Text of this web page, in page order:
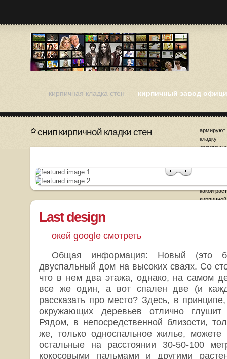
кирпичная кладка стен кирпичный завод
армируют
кладку
декупаж
какой
снип кирпичной кладки стен
Last design
окей google смотреть
Общая информация: Новый (это
двуспальный дом на высоких сваях. Со
что в нем два этажа, однако, на самом
все же один, а вот спален две (и
рассказать про место? Здесь, в
окружающих деревьев отлично
Рядом, в непосредственной близости,
же, только односпальное жилье, можете
остальные на расстоянии 30-50-100
кокосовыми пальмами и другими